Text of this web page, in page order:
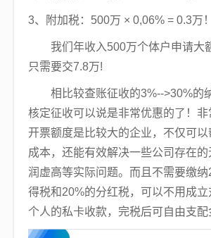
3、附加税：500万 × 0,06% = 0.3万！
我们年收入500万个体户申请大
只需要交7.8万!
相比较查账征收的3%-->30%的
核定征收可以说是非常优惠的了！
开票额度是比较大的企业，不仅可
成本，还能有效解决一些公司存在的
润虚高等实际问题。而且不需要缴
得税和20%的分红税，可以不用成立
个人的私卡收款，完税后可自由支配